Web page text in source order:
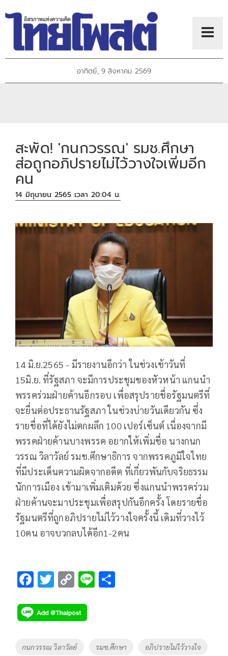
อาทิตย์, 9 สิงหาคม 2569
สะพัด! 'กนกวรรณ' รมช.ศึกษา
ส่อถูกอภิปรายไม่ไว้วางใจเพิ่มอีก
คน
14 มิถุนายน 2565 เวลา 20:04 น.
14 มิ.ย.2565 - มีรายงานอีกว่า ในช่วงเช้าวันที่
15มิ.ย. ที่รัฐสภา จะมีการประชุมของหัวหน้า แกนนำ
พรรคร่วมฝ่ายค้านอีกรอบ เพื่อสรุปรายชื่อรัฐมนตรีที่
จะยื่นต่อประธานรัฐสภา ในช่วงบ่ายวันเดียวกัน ซึ่ง
รายชื่อที่ได้ยังไม่ตกผลึก 100 เปอร์เซ็นต์ เนื่องจากมี
พรรคฝ่ายค้านบางพรรค อยากให้เพิ่มชื่อ นางกนก
วรรณ วิลาวัลย์ รมช.ศึกษาธิการ จากพรรคภูมิใจไทย
ที่มีประเด็นความผิดจากอดีต ที่เกี่ยวพันกับจริยธรรม
นักการเมือง เข้ามาเพิ่มเติมด้วย ซึ่งแกนนำพรรคร่วม
ฝ่ายค้านจะมาประชุมเพื่อสรุปกันอีกครั้ง โดยรายชื่อ
รัฐมนตรีที่ถูกอภิปรายไม่ไว้วางใจครั้งนี้ เดิมที่วางไว้
10คน อาจบวกลบได้อีก1-2คน
F
e
b
o
T
tt
er
C
p
y
Li
Li
Tags
กนกวรรณ วิลาวัลย์ รมช.ศึกษา อภิปรายไม่ไว้วางใจ